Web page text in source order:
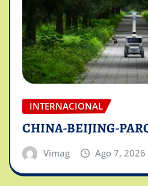
INTERNACIONAL
CHINA-BEIJING-
Vimag Ago 7, 2026